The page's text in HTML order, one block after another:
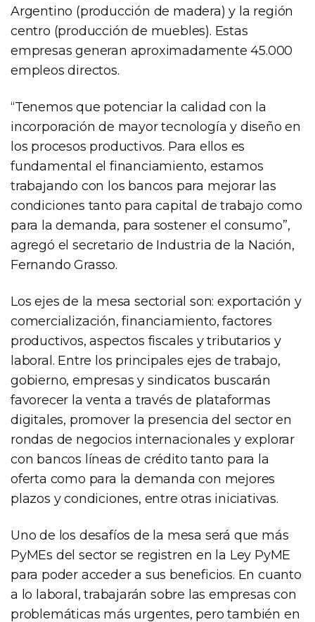
Argentino (producción de madera) y la región
centro (producción de muebles). Estas
empresas generan aproximadamente 45.000
empleos directos.
“Tenemos que potenciar la calidad con la
incorporación de mayor tecnología y diseño en
los procesos productivos. Para ellos es
fundamental el financiamiento, estamos
trabajando con los bancos para mejorar las
condiciones tanto para capital de trabajo como
para la demanda, para sostener el consumo”,
agregó el secretario de Industria de la Nación,
Fernando Grasso.
Los ejes de la mesa sectorial son: exportación y
comercialización, financiamiento, factores
productivos, aspectos fiscales y tributarios y
laboral. Entre los principales ejes de trabajo,
gobierno, empresas y sindicatos buscarán
favorecer la venta a través de plataformas
digitales, promover la presencia del sector en
rondas de negocios internacionales y explorar
con bancos líneas de crédito tanto para la
oferta como para la demanda con mejores
plazos y condiciones, entre otras iniciativas.
Uno de los desafíos de la mesa será que más
PyMEs del sector se registren en la Ley PyME
para poder acceder a sus beneficios. En cuanto
a lo laboral, trabajarán sobre las empresas con
problemáticas más urgentes, pero también en